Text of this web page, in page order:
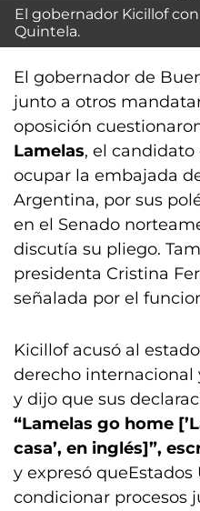
El gobernador Kicillof
Quintela.
El gobernador de
junto a otros
oposición
Lamelas, el candidato
ocupar la embajada
Argentina, por sus
en el Senado
discutía su pliego.
presidenta Cristina
señalada por el
Kicillof acusó al
derecho internacional
y dijo que sus
“Lamelas go home
casa’, en inglés]”,
y expresó queEstados
condicionar procesos